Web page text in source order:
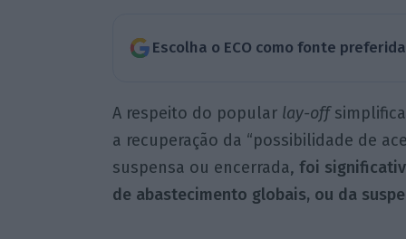
Escolha o ECO como fonte
A respeito do popular lay-off
a recuperação da “possibilidade de
suspensa ou encerrada, foi
de abastecimento globais, ou da